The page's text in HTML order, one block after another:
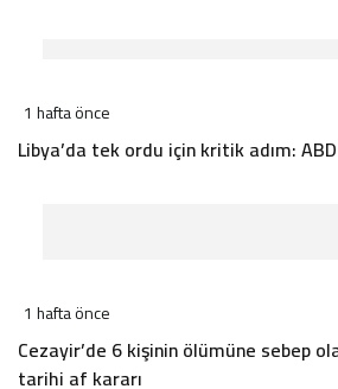
1 hafta önce
Libya’da tek ordu için kritik adım:
1 hafta önce
Cezayir’de 6 kişinin ölümüne sebep
tarihi af kararı